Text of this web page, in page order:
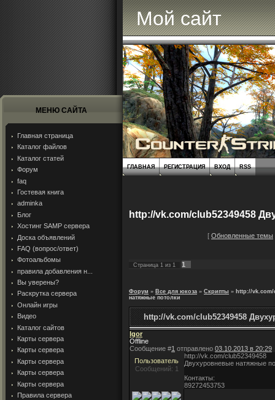
МЕНЮ САЙТА
Главная страница
Каталог файлов
Каталог статей
Форум
faq
Гостевая книга
adminka
Блог
Хостинг SAMP сервера
Доска объявлений
FAQ (вопрос/ответ)
Фотоальбомы
правила добавления н...
Вы уверены?
Раскрутка сервера
Онлайн игры
Видео
Каталог сайтов
Карты сервера
Карты сервера
Карты сервера
Карты сервера
Карты сервера
Правила сервера
Мой сайт
ГЛАВНАЯ РЕГИСТРАЦИЯ ВХОД RSS
http://vk.com/club52349458
[ Обновленные темы
Страница 1 из 1 1
Форум » Все для юкоза » Скрипты » http://vk.com/
натяжные потолки
http://vk.com/club52349458
Igor
Offline
Сообщение #1 отправлено 03.10.2013 в 20:29
Пользователь
Сообщений: 1
http://vk.com/club52349458
Двухуровневые натяжные
Контакты:
89272453753